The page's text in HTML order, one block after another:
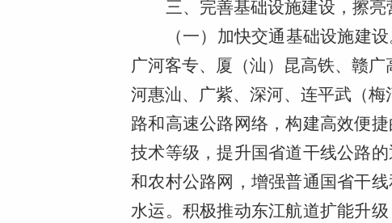
三、完善基础设施建设，擦亮
（一）加快交通基础设施建设
广河客专、厦（汕）昆高铁、赣
河惠汕、广紫、深河、连平武（
路和高速公路网络，构建高效便捷
技术等级，提升国省道干线公路
和农村公路网，增强普通国省干
水运。积极推动东江航道扩能升